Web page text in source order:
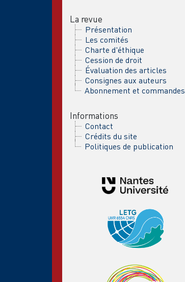
La revue
Présentation
Les comités
Charte d'éthique
Cession de droit
Évaluation des articles
Consignes aux auteurs
Abonnement et commandes
Informations
Contact
Crédits du site
Politiques de publication